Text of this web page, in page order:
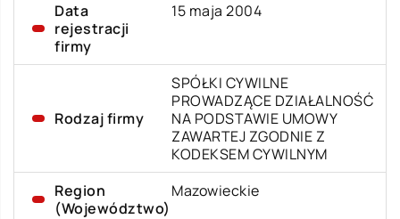
Data
rejestracji
firmy
15 maja 2004
Rodzaj firmy
SPÓŁKI CYWILNE
PROWADZĄCE DZIAŁALNOŚĆ
NA PODSTAWIE UMOWY
ZAWARTEJ ZGODNIE Z
KODEKSEM CYWILNYM
Region
(Województwo)
Mazowieckie